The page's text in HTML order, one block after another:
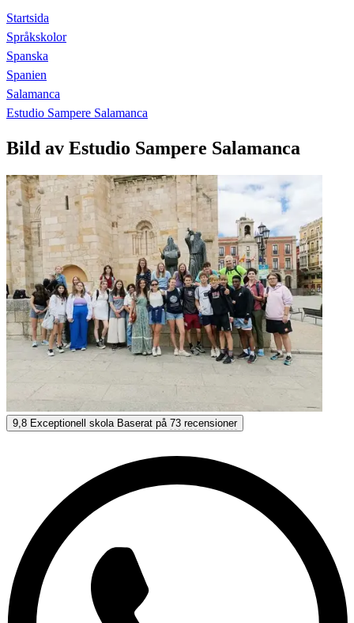
Startsida
Språkskolor
Spanska
Spanien
Salamanca
Estudio Sampere Salamanca
Bild av Estudio Sampere Salamanca
Estudio Sampere Salamanca
9,8 Exceptionell Baserat på 73 recensioner
Få personlig rådgivning
9,8 Exceptionell skola Baserat på 73 recensioner